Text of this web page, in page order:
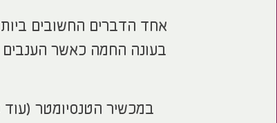
אחד הדברים החשובים
בעונה החמה כאשר
במכשיר הטנסיומטר